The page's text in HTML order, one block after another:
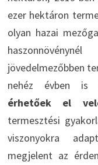
ezer hektáron
olyan hazai
jövedelmezőbben
nehéz évben is
érhetőek el
termesztési
viszonyokra
megjelent az